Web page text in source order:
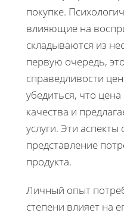
покупке.
влияющие на
складываются из
первую очередь,
справедливости
убедиться, что
качества и
услуги. Эти
представление
продукта.
Личный опыт
степени влияет на